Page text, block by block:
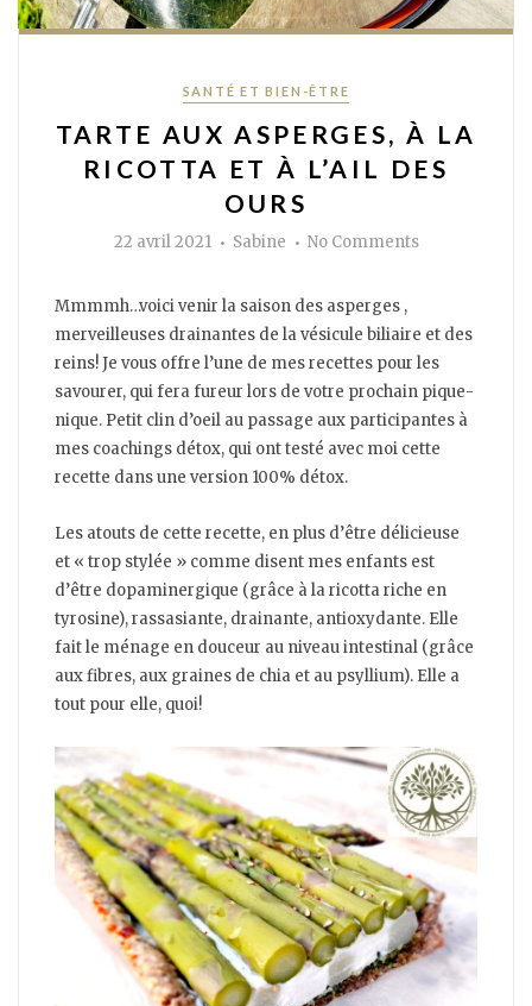
Categories
SANTÉ ET BIEN-ÊTRE
TARTE AUX ASPERGES, À LA
RICOTTA ET À L’AIL DES
OURS
22 avril 2021 Author
Sabine No Commentson
ricotta
à
l’ail
des
ours
Mmmmh…voici venir la saison des asperges ,
merveilleuses drainantes de la vésicule biliaire et des
reins! Je vous offre l’une de mes recettes pour les
savourer, qui fera fureur lors de votre prochain pique-
nique. Petit clin d’oeil au passage aux participantes à
mes coachings détox, qui ont testé avec moi cette
recette dans une version 100% détox.
Les atouts de cette recette, en plus d’être délicieuse
et « trop stylée » comme disent mes enfants est
d’être dopaminergique (grâce à la ricotta riche en
tyrosine), rassasiante, drainante, antioxydante. Elle
fait le ménage en douceur au niveau intestinal (grâce
aux fibres, aux graines de chia et au psyllium). Elle a
tout pour elle, quoi!